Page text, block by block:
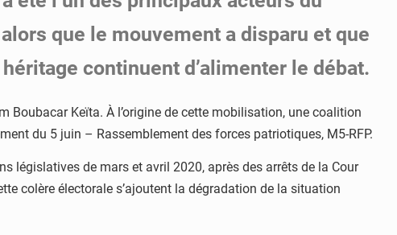
que le mouvement a disparu et que
continuent d’alimenter le débat.
Boubacar Keïta. À l’origine de cette mobilisation, une coalition
du 5 juin – Rassemblement des forces patriotiques, M5-RFP.
législatives de mars et avril 2020, après des arrêts de la Cour
colère électorale s’ajoutent la dégradation de la situation